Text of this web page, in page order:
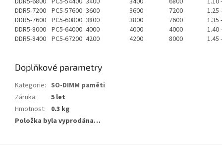
DDR5-7200 PC5-57600 3600 3600 7200
1.25
DDR5-7600 PC5-60800 3800 3800 7600
1.35
DDR5-8000 PC5-64000 4000 4000 4000
1.40
DDR5-8400 PC5-67200 4200 4200 8000 1.45
Doplňkové parametry
Kategorie: SO-DIMM paměti
Záruka:
5 let
Hmotnost:
0.3 kg
Položka byla vyprodána…